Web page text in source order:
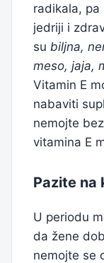
radikala, pa
jedriji i
su biljna,
meso, jaja,
Vitamin E
nabaviti
nemojte
vitamina E
Pazite na
U periodu
da žene
nemojte se